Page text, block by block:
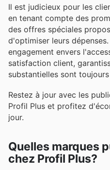
Il est judicieux pour les
en tenant compte des
des offres spéciales
d'optimiser leurs
engagement envers
satisfaction client,
substantielles sont
Restez à jour avec les
Profil Plus et profitez
jour.
Quelles marques
chez Profil Plus?